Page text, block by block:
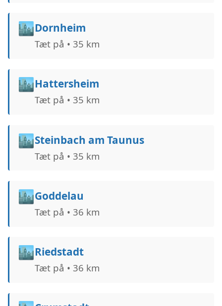
🏙️Dornheim
Tæt på • 35 km
🏙️Hattersheim
Tæt på • 35 km
🏙️Steinbach am Taunus
Tæt på • 35 km
🏙️Goddelau
Tæt på • 36 km
🏙️Riedstadt
Tæt på • 36 km